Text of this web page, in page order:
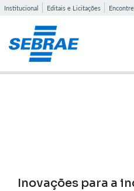
Institucional Editais e Licitações
Inovações para a